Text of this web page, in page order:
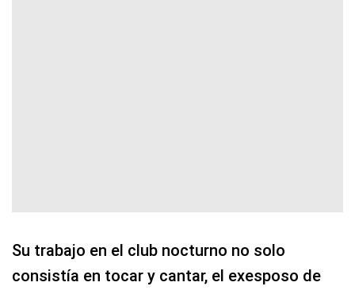
Su trabajo en el club nocturno no solo
consistía en tocar y cantar, el exesposo de